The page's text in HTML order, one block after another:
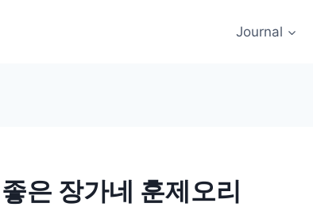
Journal
은 장가네 훈제오리